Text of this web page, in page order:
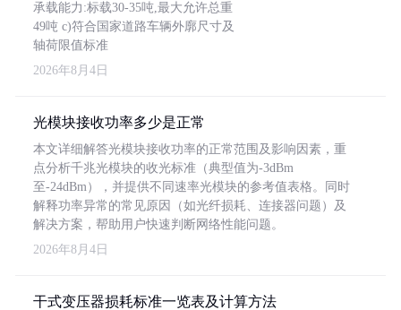
承载能力:标载30-35吨,最大允许总重
49吨 c)符合国家道路车辆外廓尺寸及
轴荷限值标准
2026年8月4日
光模块接收功率多少是正常
本文详细解答光模块接收功率的正常范围及影响因素，重
点分析千兆光模块的收光标准（典型值为-3dBm
至-24dBm），并提供不同速率光模块的参考值表格。同时
解释功率异常的常见原因（如光纤损耗、连接器问题）及
解决方案，帮助用户快速判断网络性能问题。
2026年8月4日
干式变压器损耗标准一览表及计算方法